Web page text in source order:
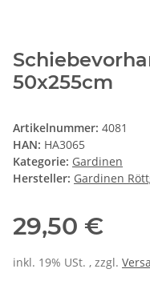
50x255cm
Artikelnummer: 4081
HAN: HA3065
Kategorie: Gardinen
Hersteller: Gardinen
29,50 €
inkl. 19% USt. , zzgl.